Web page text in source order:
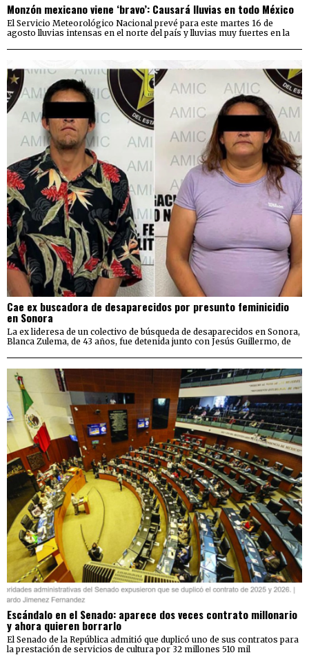
Monzón mexicano viene ‘bravo’: Causará lluvias en todo México
El Servicio Meteorológico Nacional prevé para este martes 16 de
agosto lluvias intensas en el norte del país y lluvias muy fuertes en la
Cae ex buscadora de desaparecidos por presunto feminicidio
en Sonora
La ex lideresa de un colectivo de búsqueda de desaparecidos en Sonora,
Blanca Zulema, de 43 años, fue detenida junto con Jesús Guillermo, de
Escándalo en el Senado: aparece dos veces contrato millonario
y ahora quieren borrarlo
El Senado de la República admitió que duplicó uno de sus contratos para
la prestación de servicios de cultura por 32 millones 510 mil